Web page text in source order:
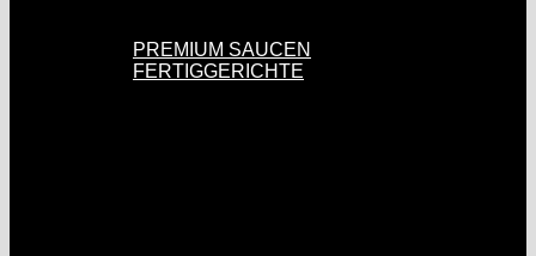
PREMIUM SAUCEN
FERTIGGERICHTE